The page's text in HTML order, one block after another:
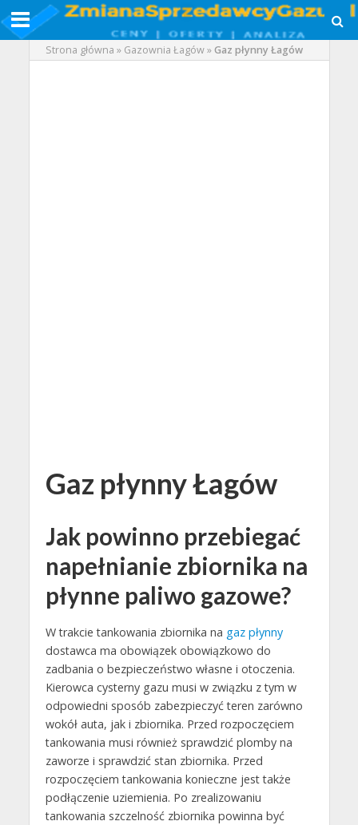
Strona główna » Gazownia Łagów»Gaz płynny Łagów
Gaz płynny Łagów
Jak powinno przebiegać
napełnianie zbiornika na
płynne paliwo gazowe?
W trakcie tankowania zbiornika na gaz płynny
dostawca ma obowiązek obowiązkowo do
zadbania o bezpieczeństwo własne i otoczenia.
Kierowca cysterny gazu musi w związku z tym w
odpowiedni sposób zabezpieczyć teren zarówno
wokół auta, jak i zbiornika. Przed rozpoczęciem
tankowania musi również sprawdzić plomby na
zaworze i sprawdzić stan zbiornika. Przed
rozpoczęciem tankowania konieczne jest także
podłączenie uziemienia. Po zrealizowaniu
tankowania szczelność zbiornika powinna być